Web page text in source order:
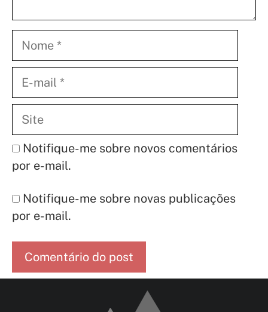
mail
Notifique-me sobre novos comentários
por e-mail.
Notifique-me sobre novas publicações
por e-mail.